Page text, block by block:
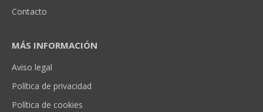
Contacto
MÁS INFORMACIÓN
Aviso legal
Política de privacidad
Política de cookies